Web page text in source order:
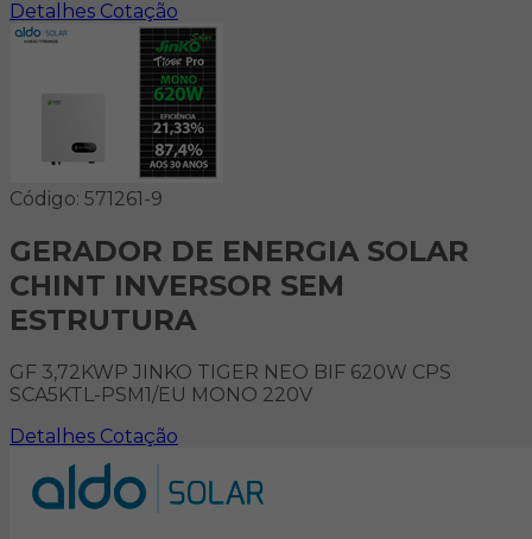
Detalhes Cotação
Código: 571261-9
GERADOR DE ENERGIA SOLAR
CHINT INVERSOR SEM
ESTRUTURA
GF 3,72KWP JINKO TIGER NEO BIF 620W CPS
SCA5KTL-PSM1/EU MONO 220V
Detalhes Cotação